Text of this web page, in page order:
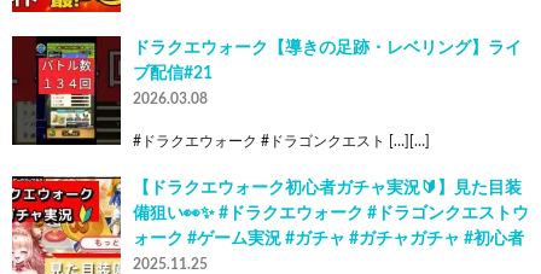
ドラクエウォーク【導きの足跡・レベリング】ライ
ブ配信#21
2026.03.08
#ドラクエウォーク #ドラゴンクエスト […][…]
【ドラクエウォーク初心者ガチャ実況🔰】見た目装
備狙い👀✨ #ドラクエウォーク #ドラゴンクエストウ
ォーク #ゲーム実況 #ガチャ #ガチャガチャ #初心者
2025.11.25